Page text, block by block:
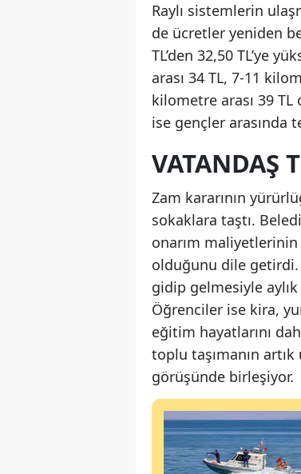
Raylı sistemlerin
de ücretler yeniden
TL’den 32,50 TL’ye
arası 34 TL, 7-11
kilometre arası 39 TL
ise gençler arasında
VATANDAŞ
Zam kararının
sokaklara taştı.
onarım
olduğunu dile
gidip gelmesiyle
Öğrenciler ise kira,
eğitim hayatlarını
toplu taşımanın
görüşünde birleşiyor.